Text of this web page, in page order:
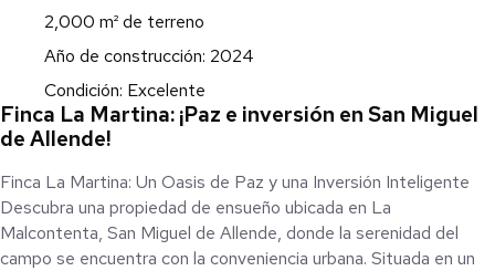
2,000 m² de terreno
Año de construcción: 2024
Condición: Excelente
Finca La Martina: ¡Paz e inversión en San Miguel
de Allende!
Finca La Martina: Un Oasis de Paz y una Inversión Inteligente
Descubra una propiedad de ensueño ubicada en La
Malcontenta, San Miguel de Allende, donde la serenidad del
campo se encuentra con la conveniencia urbana. Situada en un